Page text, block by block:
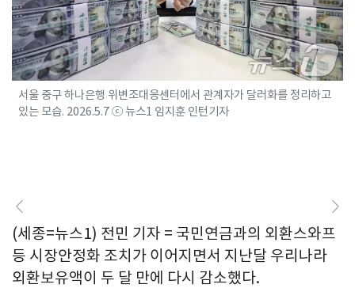
서울 중구 하나은행 위변조대응센터에서 관계자가 달러화를 정리하고
있는 모습. 2026.5.7 ⓒ 뉴스1 임지훈 인턴기자
(세종=뉴스1) 전민 기자 = 국민연금과의 외환스와프
등 시장안정화 조치가 이어지면서 지난달 우리나라
외환보유액이 두 달 만에 다시 감소했다.